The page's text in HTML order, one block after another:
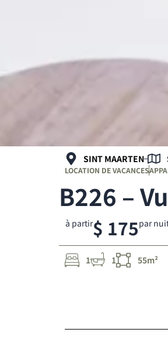
1 1 55m²
à partir$ 175par
B226 –
SINT MAARTEN
LOCATION DE VACANCES